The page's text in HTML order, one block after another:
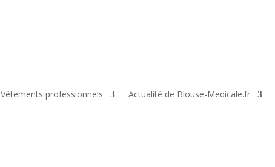
Vêtements professionnels Actualité de Blouse-Medicale.fr